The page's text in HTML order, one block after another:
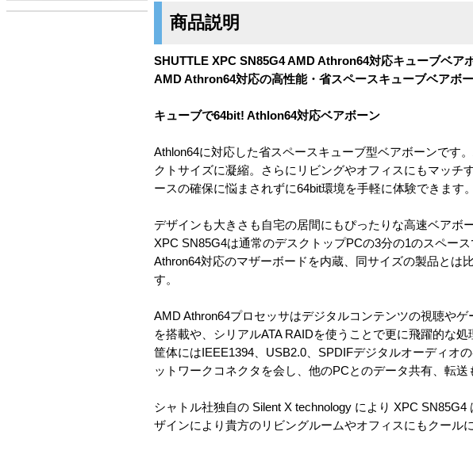
商品説明
SHUTTLE XPC SN85G4 AMD Athron64対応キューブベア
AMD Athron64対応の高性能・省スペースキューブベアボー
キューブで64bit! Athlon64対応ベアボーン
Athlon64に対応した省スペースキューブ型ベアボーンです
クトサイズに凝縮。さらにリビングやオフィスにもマッ
ースの確保に悩まされずに64bit環境を手軽に体験できます。
デザインも大きさも自宅の居間にもぴったりな高速ベアボ
XPC SN85G4は通常のデスクトップPCの3分の1のスペー
Athron64対応のマザーボードを内蔵、同サイズの製品とは
す。
AMD Athron64プロセッサはデジタルコンテンツの視聴や
を搭載や、シリアルATA RAIDを使うことで更に飛躍的な処
筐体にはIEEE1394、USB2.0、SPDIFデジタルオーディオ
ットワークコネクタを会し、他のPCとのデータ共有、転送
シャトル社独自の Silent X technology により XPC
ザインにより貴方のリビングルームやオフィスにもクール